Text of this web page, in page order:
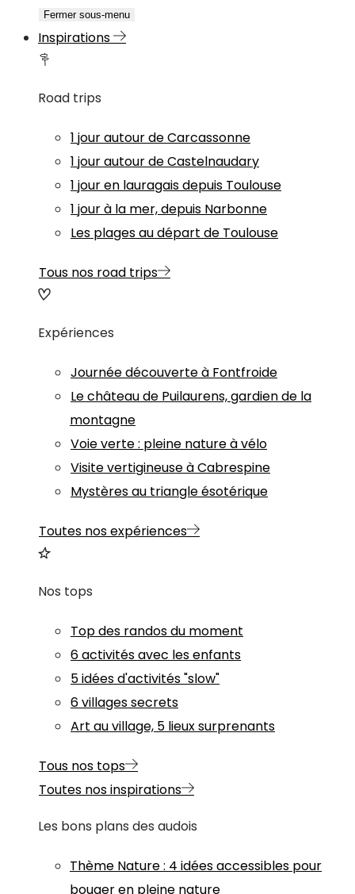
Fermer sous-menu
Inspirations
Road trips
1 jour autour de Carcassonne
1 jour autour de Castelnaudary
1 jour en lauragais depuis Toulouse
1 jour à la mer, depuis Narbonne
Les plages au départ de Toulouse
Tous nos road trips
Expériences
Journée découverte à Fontfroide
Le château de Puilaurens, gardien de la
montagne
Voie verte : pleine nature à vélo
Visite vertigineuse à Cabrespine
Mystères au triangle ésotérique
Toutes nos expériences
Nos tops
Top des randos du moment
6 activités avec les enfants
5 idées d'activités "slow"
6 villages secrets
Art au village, 5 lieux surprenants
Tous nos tops
Toutes nos inspirations
Les bons plans des audois
Thème Nature: 4 idées accessibles pour
bouger en pleine nature